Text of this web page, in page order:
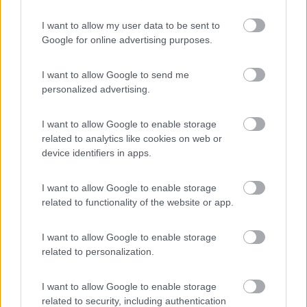
I want to allow my user data to be sent to
Google for online advertising purposes.
I want to allow Google to send me
personalized advertising.
I want to allow Google to enable storage
related to analytics like cookies on web or
device identifiers in apps.
I want to allow Google to enable storage
related to functionality of the website or app.
I want to allow Google to enable storage
related to personalization.
I want to allow Google to enable storage
related to security, including authentication
esterne, e quindi la parte è quasi sempre stata in ombra.
Eravamo attaccati alla 220 V in campeggio, ma nonostante ciò
freezer. Mio marito lunedì pomeriggio è passato dall'assistenza
Dometic e il tecnico ha detto che probabilmente il campeggio
forniva pochi kilowatt... (a gas non lo aveva mai fatto uno
riempito troppo e le griglie al piano superiore (quelle in ghisa
attaccate alla parete quasi sotto al freezer) non avevano
abbastanza spazio per respirare? Chiedo aiuto, anche perchè
cavolata di far andare a male le scorte di cibo che ci
porteremo..... Grazie a tutti! Barbara (FC) >
graffiocamper
Inserito il20/07/2006 alle:13:25:16
AES da 140 lt. Il problema è maggiore con il funzionamento a